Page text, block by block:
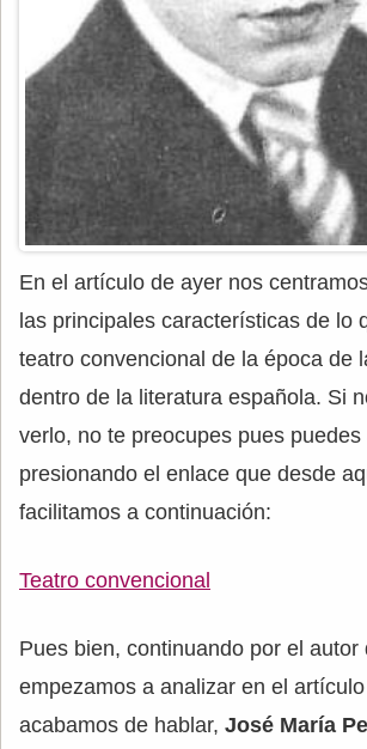
En el artículo de ayer nos
las principales características de lo
teatro convencional de la época de
dentro de la literatura española. Si
verlo, no te preocupes pues puedes
presionando el enlace que desde
facilitamos a continuación:
Teatro convencional
Pues bien, continuando por el autor
empezamos a analizar en el
acabamos de hablar, José María